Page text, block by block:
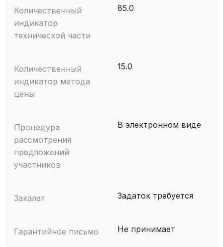
Количественный
индикатор
технической части
85.0
Количественный
индикатор метода
цены
15.0
Процедура
рассмотрения
предложений
участников
В электронном виде
Закалат Задаток требуется
Гарантийное письмо Не принимает